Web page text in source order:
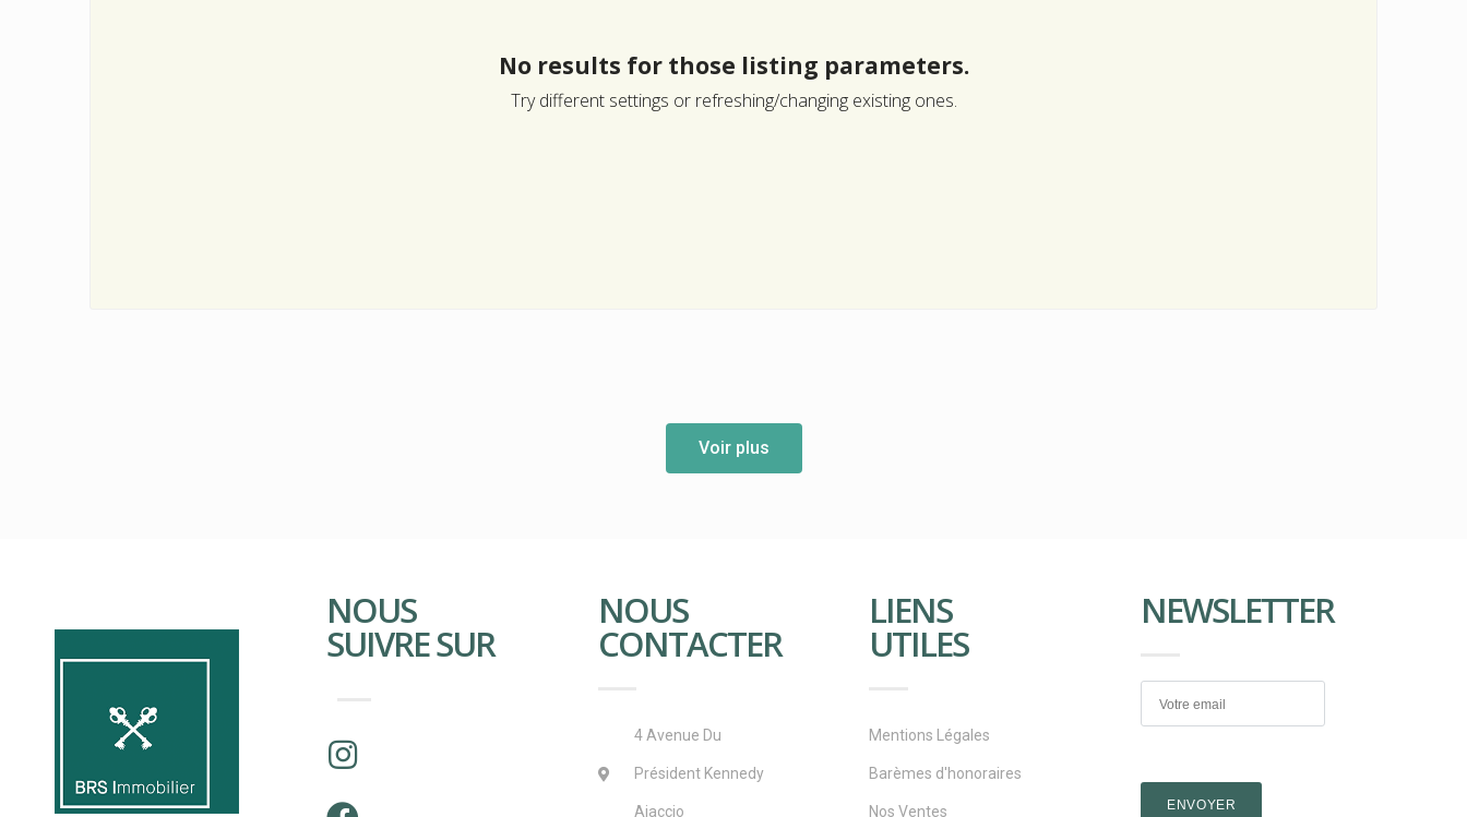
No results for those listing parameters.
Try different settings or refreshing/changing existing ones.
Voir plus
NOUS
SUIVRE SUR
NOUS
CONTACTER
4 Avenue Du
Président Kennedy
Ajaccio
LIENS
UTILES
Mentions Légales
Barèmes d'honoraires
Nos Ventes
NEWSLETTER